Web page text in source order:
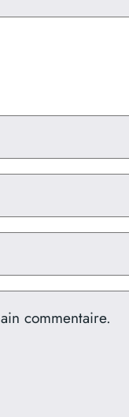
commentaire.